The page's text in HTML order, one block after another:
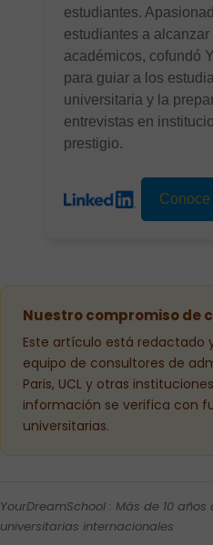
estudiantes.
estudiantes a alcanzar
académicos, cofundó
para guiar a los
universitaria y la
entrevistas en
prestigio.
Conoce
Nuestro compromiso de
Este artículo está redactado
equipo de consultores de
Paris, UCL y otras
información se verifica con
universitarias.
YourDreamSchool : Más de 10
universitarias internacionales